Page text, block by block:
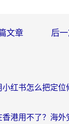
文章 后